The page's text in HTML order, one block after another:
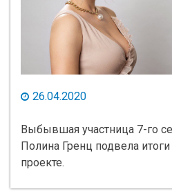
26.04.2020
Выбывшая участница 7-го
Полина Гренц подвела итоги
проекте.